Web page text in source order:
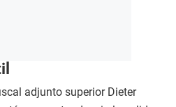
adjunto superior Dieter